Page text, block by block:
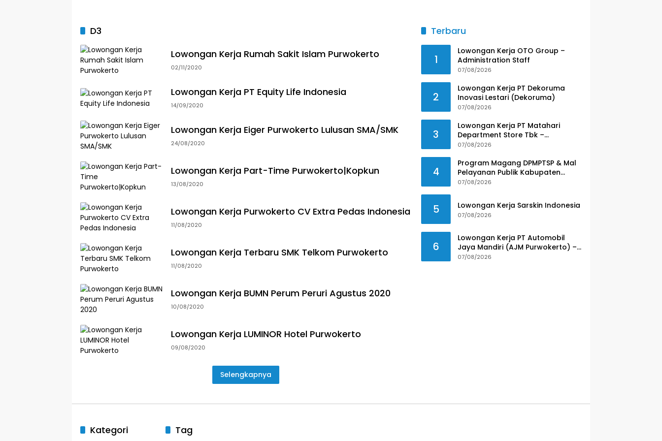
D3
Lowongan Kerja Rumah Sakit Islam Purwokerto
02/11/2020
Lowongan Kerja PT Equity Life Indonesia
14/09/2020
Lowongan Kerja Eiger Purwokerto Lulusan SMA/SMK
24/08/2020
Lowongan Kerja Part-Time Purwokerto|Kopkun
13/08/2020
Lowongan Kerja Purwokerto CV Extra Pedas Indonesia
11/08/2020
Lowongan Kerja Terbaru SMK Telkom Purwokerto
11/08/2020
Lowongan Kerja BUMN Perum Peruri Agustus 2020
10/08/2020
Lowongan Kerja LUMINOR Hotel Purwokerto
09/08/2020
Selengkapnya
Terbaru
1
Lowongan Kerja OTO Group –
Administration Staff
07/08/2026
2
Lowongan Kerja PT Dekoruma
Inovasi Lestari (Dekoruma)
07/08/2026
3
Lowongan Kerja PT Matahari
Department Store Tbk –
Purwokerto
07/08/2026
4
Program Magang DPMPTSP & Mal
Pelayanan Publik Kabupaten
Banyumas
07/08/2026
5 Lowongan Kerja Sarskin Indonesia
07/08/2026
6
Lowongan Kerja PT Automobil
Jaya Mandiri (AJM Purwokerto) –
Wuling Motors
07/08/2026
Kategori Tag